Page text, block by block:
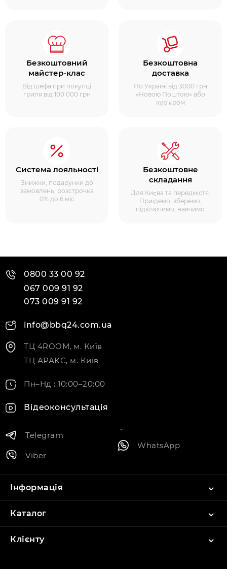
Безкоштовний
майстер-клас
Від шефа при покупці
гриля від 100 000 грн
Безкоштовна
доставка
По Україні від 3000 грн
«Новою Поштою» або
кур’єром
Система лояльності
Знижки, подарунки до
замовлень, розстрочка
0% до 6 міс
Безкоштовне
складання
Для Києва та передмістя.
Приїдемо, зберемо,
підключимо, навчимо
0800 33 00 92
067 009 91 92
073 009 91 92
info@bbq24.com.ua
ТЦ 4ROOM, м. Київ
ТЦ АРАКС, м. Київ
Пн–Нд : 10:00–20:00
Відеоконсультація
Telegram
Viber
WhatsApp
Інформація
Каталог
Клієнту